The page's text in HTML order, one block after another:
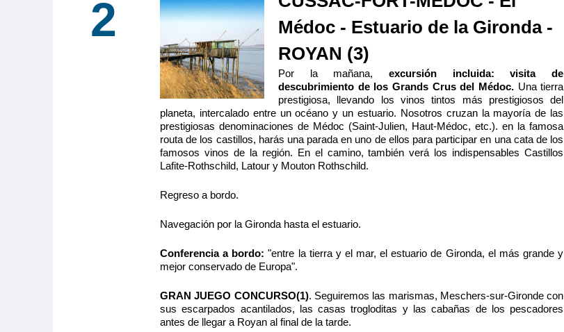
13.00m2 2
5 anclas
MS Cyrano de Bergerac
PUENTE INTERMEDIO 1 CAMA DOBLE CAT
C
1.230€
Camarote amplio y cómodo
con cama grande, baño
(lavabo, ducha y aseo
privados, toallas incluidas), secador, televisión, caja fuerte y
11.00m2 2
Categoría
MS Cyrano de Bergerac
2
Médoc - Estuario de la Gironda -
ROYAN (3)
Por la mañana, excursión incluida: visita de
descubrimiento de los Grands Crus del Médoc. Una tierra
prestigiosa, llevando los vinos tintos más prestigiosos del
planeta, intercalado entre un océano y un estuario. Nosotros cruzan la mayoría de las
prestigiosas denominaciones de Médoc (Saint-Julien, Haut-Médoc, etc.). en la famosa
routa de los castillos, harás una parada en uno de ellos para participar en una cata de los
famosos vinos de la región. En el camino, también verá los indispensables Castillos
Lafite-Rothschild, Latour y Mouton Rothschild.
Regreso a bordo.
Navegación por la Gironda hasta el estuario.
Conferencia a bordo:"entre la tierra y el mar, el estuario de Gironda, el más grande y
mejor conservado de Europa".
GRAN JUEGO CONCURSO(1). Seguiremos las marismas, Meschers-sur-Gironde con
sus escarpados acantilados, las casas trogloditas y las cabañas de los pescadores
antes de llegar a Royan al final de la tarde.